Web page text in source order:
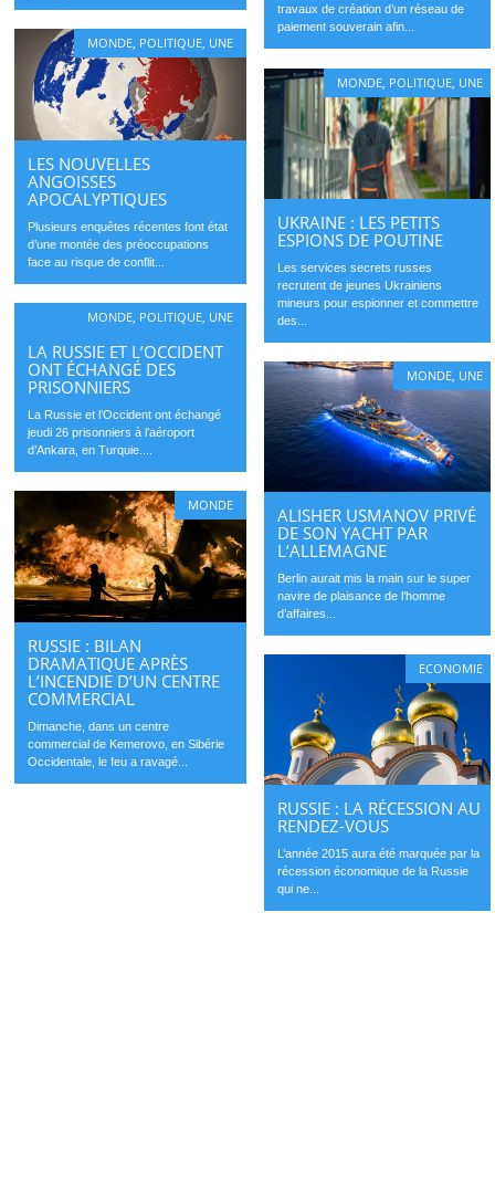
travaux de création d’un réseau de
paiement souverain afin...
MONDE, POLITIQUE, UNE
LES NOUVELLES
ANGOISSES
APOCALYPTIQUES
Plusieurs enquêtes récentes font état
d’une montée des préoccupations
face au risque de conflit...
MONDE POLITIQUE UNE
UKRAINE : LES PETITS
ESPIONS DE POUTINE
Les services secrets russes
recrutent de jeunes Ukrainiens
mineurs pour espionner et commettre
des...
MONDE, POLITIQUE, UNE
LA RUSSIE ET L’OCCIDENT
ONT ÉCHANGÉ DES
PRISONNIERS
La Russie et l’Occident ont échangé
jeudi 26 prisonniers à l’aéroport
d’Ankara, en Turquie....
MONDE UNE
ALISHER USMANOV PRIVÉ
DE SON YACHT PAR
L’ALLEMAGNE
Berlin aurait mis la main sur le super
navire de plaisance de l’homme
d’affaires...
MONDE
RUSSIE : BILAN
DRAMATIQUE APRÈS
L’INCENDIE D’UN CENTRE
COMMERCIAL
Dimanche, dans un centre
commercial de Kemerovo, en Sibérie
Occidentale, le feu a ravagé...
ECONOMIE
RUSSIE : LA RÉCESSION AU
RENDEZ-VOUS
L’année 2015 aura été marquée par la
récession économique de la Russie
qui ne...